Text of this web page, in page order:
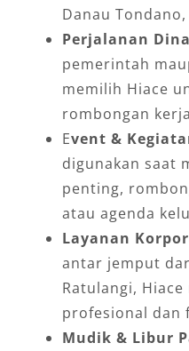
Danau
Perjalanan
pemerintah
memilih Hiace
rombongan
Event &
digunakan saat
penting,
atau agenda
Layanan
antar jemput
Ratulangi,
profesional dan
Mudik & Libur